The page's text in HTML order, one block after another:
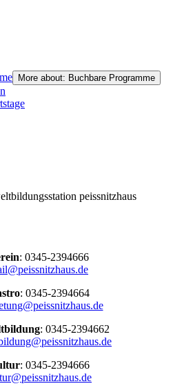
More about: Buchbare Programme
: 0345-2394666
: 0345-2394664
: 0345-2394662
: 0345-2394666